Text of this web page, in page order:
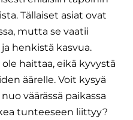
Tällaiset asiat ovat
mutta se vaatii
henkistä kasvua.
haittaa, eikä kyvystä
äärelle. Voit kysyä
väärässä paikassa
tunteeseen liittyy?